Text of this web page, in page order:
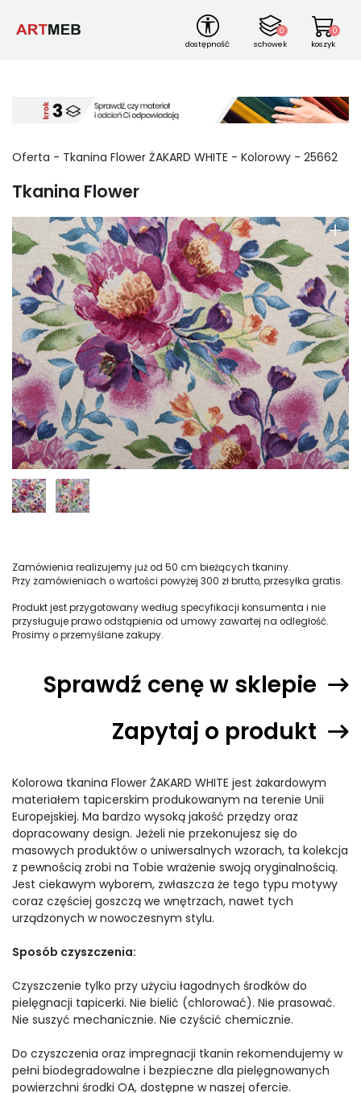
dostępność
0
schowek
0
koszyk
Oferta - Tkanina Flower ŻAKARD WHITE - Kolorowy - 25662
Tkanina Flower
+
Zamówienia realizujemy już od 50 cm bieżących tkaniny.
Przy zamówieniach o wartości powyżej 300 zł brutto, przesyłka gratis.
Produkt jest przygotowany według specyfikacji konsumenta i nie
przysługuje prawo odstąpienia od umowy zawartej na odległość.
Prosimy o przemyślane zakupy.
Sprawdź cenę w sklepie
Zapytaj o produkt
Kolorowa tkanina Flower ŻAKARD WHITE jest żakardowym
materiałem tapicerskim produkowanym na terenie Unii
Europejskiej. Ma bardzo wysoką jakość przędzy oraz
dopracowany design. Jeżeli nie przekonujesz się do
masowych produktów o uniwersalnych wzorach, ta kolekcja
z pewnością zrobi na Tobie wrażenie swoją oryginalnością.
Jest ciekawym wyborem, zwłaszcza że tego typu motywy
coraz częściej goszczą we wnętrzach, nawet tych
urządzonych w nowoczesnym stylu.
Sposób czyszczenia:
Czyszczenie tylko przy użyciu łagodnych środków do
pielęgnacji tapicerki. Nie bielić (chlorować). Nie prasować.
Nie suszyć mechanicznie. Nie czyścić chemicznie.
Do czyszczenia oraz impregnacji tkanin rekomendujemy w
pełni biodegradowalne i bezpieczne dla pielęgnowanych
powierzchni środki OA, dostępne w naszej ofercie.